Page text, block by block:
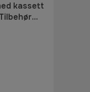
kassett